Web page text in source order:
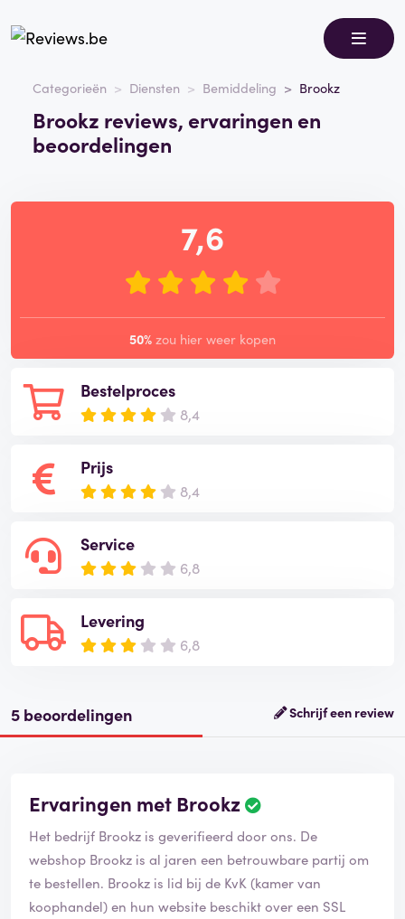
Categorieën Diensten Bemiddeling Brookz
Brookz reviews, ervaringen en
beoordelingen
Bestelproces
8,4
Prijs
8,4
Service
6,8
Levering
6,8
7,6
50% zou hier weer kopen
5 beoordelingen Schrijf een review
Ervaringen met Brookz
Het bedrijf Brookz is geverifieerd door ons. De
webshop Brookz is al jaren een betrouwbare partij om
te bestellen. Brookz is lid bij de KvK (kamer van
koophandel) en hun website beschikt over een SSL